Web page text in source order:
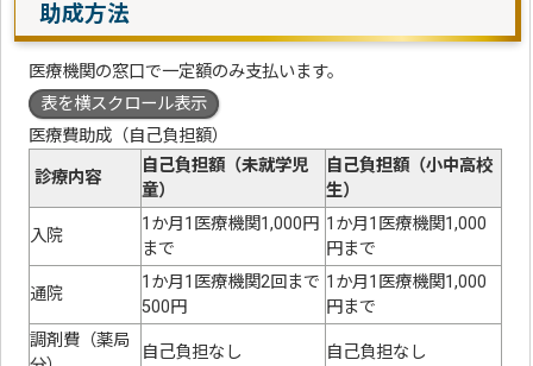
助成方法
医療機関の窓口で一定額のみ支払います。
表を横スクロール表示
医療費助成（自己負担額）
診療内容
自己負担額（未就学児
童）
自己負担額（小中高校
生）
入院
1か月1医療機関1,000円
まで
1か月1医療機関1,000
円まで
通院
1か月1医療機関2回まで
500円
1か月1医療機関1,000
円まで
調剤費（薬局
自己負担なし 自己負担なし